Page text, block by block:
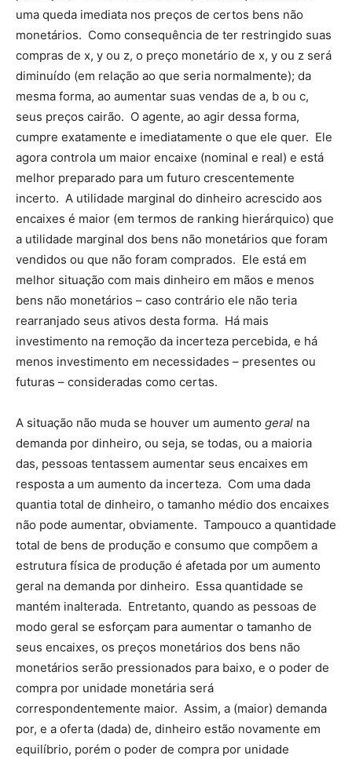
uma queda imediata nos preços de certos bens não
monetários. Como consequência de ter restringido suas
compras de x, y ou z, o preço monetário de x, y ou z será
diminuído (em relação ao que seria normalmente); da
mesma forma, ao aumentar suas vendas de a, b ou c,
seus preços cairão. O agente, ao agir dessa forma,
cumpre exatamente e imediatamente o que ele quer. Ele
agora controla um maior encaixe (nominal e real) e está
melhor preparado para um futuro crescentemente
incerto. A utilidade marginal do dinheiro acrescido aos
encaixes é maior (em termos de ranking hierárquico) que
a utilidade marginal dos bens não monetários que foram
vendidos ou que não foram comprados. Ele está em
melhor situação com mais dinheiro em mãos e menos
bens não monetários – caso contrário ele não teria
rearranjado seus ativos desta forma. Há mais
investimento na remoção da incerteza percebida, e há
menos investimento em necessidades – presentes ou
futuras – consideradas como certas.
A situação não muda se houver um aumento geral na
demanda por dinheiro, ou seja, se todas, ou a maioria
das, pessoas tentassem aumentar seus encaixes em
resposta a um aumento da incerteza. Com uma dada
quantia total de dinheiro, o tamanho médio dos encaixes
não pode aumentar, obviamente. Tampouco a quantidade
total de bens de produção e consumo que compõem a
estrutura física de produção é afetada por um aumento
geral na demanda por dinheiro. Essa quantidade se
mantém inalterada. Entretanto, quando as pessoas de
modo geral se esforçam para aumentar o tamanho de
seus encaixes, os preços monetários dos bens não
monetários serão pressionados para baixo, e o poder de
compra por unidade monetária será
correspondentemente maior. Assim, a (maior) demanda
por, e a oferta (dada) de, dinheiro estão novamente em
equilíbrio, porém o poder de compra por unidade